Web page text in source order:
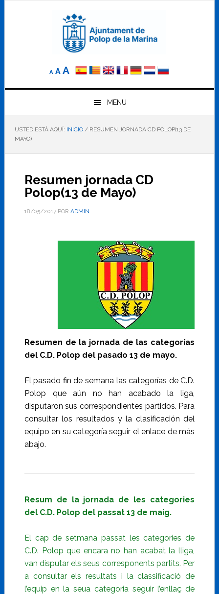
A
Reducir
elA Tamaño
AAumentar
el
tamaño
letra
MENU
USTED ESTÁ AQUÍ: INICIO /RESUMEN JORNADA CD POLOP(13 DE
MAYO)
Resumen jornada CD
Polop(13 de Mayo)
18/05/2017POR ADMIN
Resumen de la jornada de las categorías
del C.D. Polop del pasado 13 de mayo.
El pasado fin de semana las categorías de C.D.
Polop que aún no han acabado la liga,
disputaron sus correspondientes partidos. Para
consultar los resultados y la clasificación del
equipo en su categoría seguir el enlace de más
abajo.
Resum de la jornada de les categories
del C.D. Polop del passat 13 de maig.
El cap de setmana passat les categories de
C.D. Polop que encara no han acabat la lliga,
van disputar els seus corresponents partits. Per
a consultar els resultats i la classificació de
l’equip en la seua categoria seguir l’enllaç de